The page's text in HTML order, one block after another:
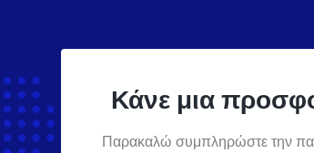
Κάνε μια
Παρακαλώ συμπληρώστε την